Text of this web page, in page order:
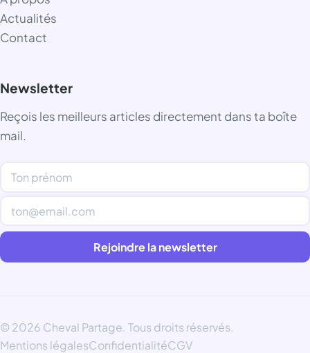
Actualités
Contact
Newsletter
Reçois les meilleurs articles directement dans ta boîte
mail.
Rejoindre la newsletter
© 2026 Cheval Partage. Tous droits réservés.
Mentions légalesConfidentialitéCGV